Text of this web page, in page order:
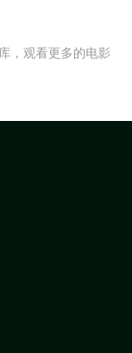
，观看更多的电影